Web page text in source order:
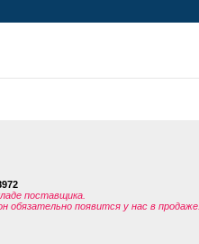
поставщика.
обязательно появится у нас в продаже.